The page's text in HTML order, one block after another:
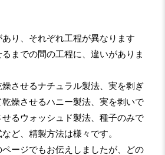
り、それぞれ工程が異なります
までの間の工程に、違いがありま
させるナチュラル製法、実を剥ぎ
燥させるハニー製法、実を剥いで
るウォッシュド製法、種子のみで
ど、精製方法は様々です。
ページでもお伝えしましたが、どの